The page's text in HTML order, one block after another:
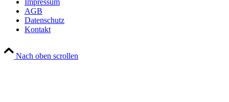
Impressum
AGB
Datenschutz
Kontakt
Nach oben scrollen